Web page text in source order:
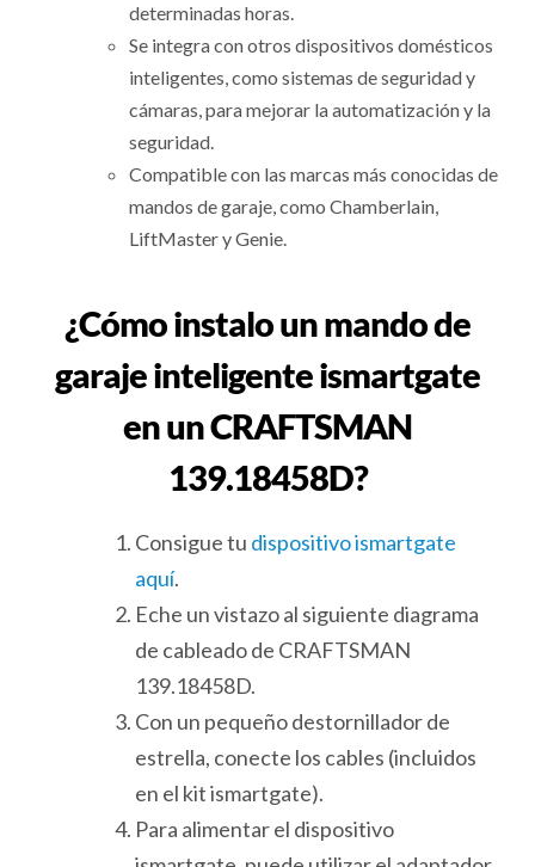
determinadas horas.
Se integra con otros dispositivos domésticos
inteligentes, como sistemas de seguridad y
cámaras, para mejorar la automatización y la
seguridad.
Compatible con las marcas más conocidas de
mandos de garaje, como Chamberlain,
LiftMaster y Genie.
¿Cómo instalo un mando de
garaje inteligente ismartgate
en un CRAFTSMAN
139.18458D?
Consigue tu dispositivo ismartgate
aquí.
Eche un vistazo al siguiente diagrama
de cableado de CRAFTSMAN
139.18458D.
Con un pequeño destornillador de
estrella, conecte los cables (incluidos
en el kit ismartgate).
Para alimentar el dispositivo